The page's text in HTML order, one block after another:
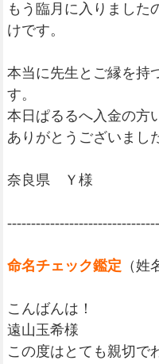
もう臨月に入りまし
けです。
本当に先生とご縁を持
す。
本日ぱるるへ入金の方
ありがとうございまし
奈良県 Ｙ様
命名チェック鑑定 （姓
こんばんは！
遠山玉希様
この度はとても親切で